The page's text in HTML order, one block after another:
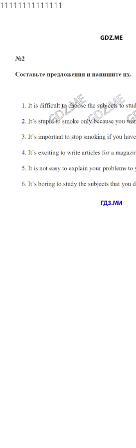
11111111111111